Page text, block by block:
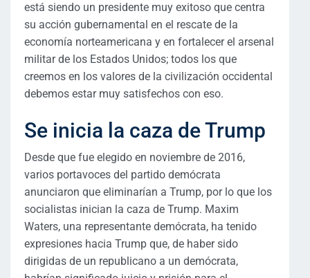
está siendo un presidente muy exitoso que centra
su acción gubernamental en el rescate de la
economía norteamericana y en fortalecer el arsenal
militar de los Estados Unidos; todos los que
creemos en los valores de la civilización occidental
debemos estar muy satisfechos con eso.
Se inicia la caza de Trump
Desde que fue elegido en noviembre de 2016,
varios portavoces del partido demócrata
anunciaron que eliminarían a Trump, por lo que los
socialistas inician la caza de Trump. Maxim
Waters, una representante demócrata, ha tenido
expresiones hacia Trump que, de haber sido
dirigidas de un republicano a un demócrata,